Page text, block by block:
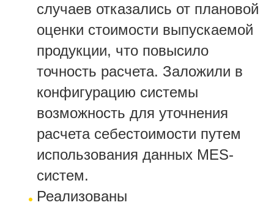
случаев отказались от плановой
оценки стоимости выпускаемой
продукции, что повысило
точность расчета. Заложили в
конфигурацию системы
возможность для уточнения
расчета себестоимости путем
использования данных MES-
систем.
Реализованы